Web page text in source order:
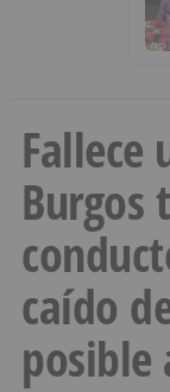
Fallece
Burgos
caído